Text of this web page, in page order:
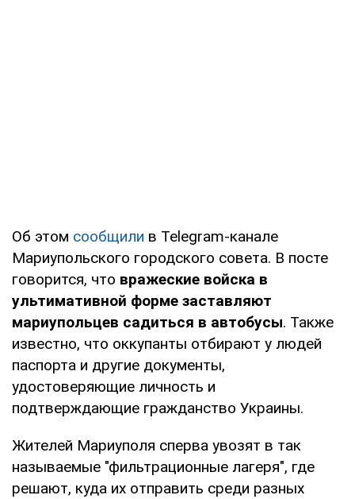
Об этом сообщили в Telegram-канале
Мариупольского городского совета. В посте
говорится, что вражеские войска в
ультимативной форме заставляют
мариупольцев садиться в автобусы. Также
известно, что оккупанты отбирают у людей
паспорта и другие документы,
удостоверяющие личность и
подтверждающие гражданство Украины.
Жителей Мариуполя сперва увозят в так
называемые "фильтрационные лагеря", где
решают, куда их отправить среди разных